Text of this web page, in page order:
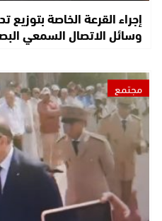
إجراء القرعة الخاصة
وسائل الاتصال السمعي
مجتمع